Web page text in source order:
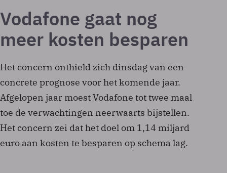
Vodafone gaat nog
meer kosten besparen
Het concern onthield zich dinsdag van een
concrete prognose voor het komende jaar.
Afgelopen jaar moest Vodafone tot twee maal
toe de verwachtingen neerwaarts bijstellen.
Het concern zei dat het doel om 1,14 miljard
euro aan kosten te besparen op schema lag.